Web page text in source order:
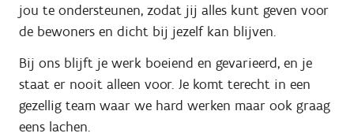
jou te ondersteunen, zodat jij alles kunt geven voor
de bewoners en dicht bij jezelf kan blijven.
Bij ons blijft je werk boeiend en gevarieerd, en je
staat er nooit alleen voor. Je komt terecht in een
gezellig team waar we hard werken maar ook graag
eens lachen.